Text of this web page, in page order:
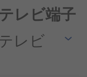
レビ端子
レビ